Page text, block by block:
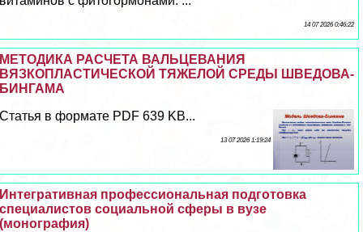
14 07 2026 0:46:22
МЕТОДИКА РАСЧЕТА ВАЛЬЦЕВАНИЯ
ВЯЗКОПЛАСТИЧЕСКОЙ ТЯЖЕЛОЙ СРЕДЫ ШВЕДОВА-
БИНГАМА
Статья в формате PDF 639 KB...
13 07 2026 1:19:24
Интегративная профессиональная подготовка
специалистов социальной сферы в вузе
(монография)